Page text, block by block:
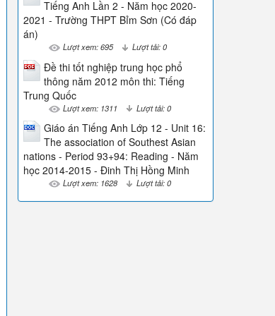
Tiếng Anh Lần 2 - Năm học 2020-
2021 - Trường THPT Bỉm Sơn (Có đáp
án)
Lượt xem: 695 Lượt tải: 0
Đề thi tốt nghiệp trung học phổ
thông năm 2012 môn thi: Tiếng
Trung Quốc
Lượt xem: 1311 Lượt tải: 0
Giáo án Tiếng Anh Lớp 12 - Unit 16:
The association of Southest Asian
nations - Period 93+94: Reading - Năm
học 2014-2015 - Đinh Thị Hồng Minh
Lượt xem: 1628 Lượt tải: 0